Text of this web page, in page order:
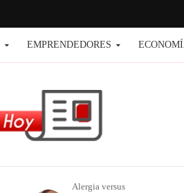
EMPRENDEDORES
Alergia versus